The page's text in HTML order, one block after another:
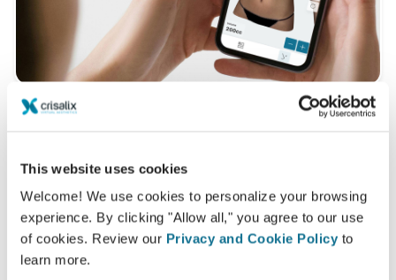
This website uses cookies
Welcome! We use cookies to personalize your browsing
experience. By clicking "Allow all," you agree to our use
of cookies. Review our Privacy and Cookie Policy to
learn more.
подходит?
После консультацииDr MARCUS WONGдаст
доступ к вашему новому образу с помощью
учетной записи Crisalix, войти в которую вы
можете прямо из дома. Это позволит вам